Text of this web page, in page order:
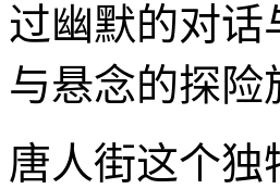
过幽默的对话
与悬念的探险
唐人街这个独